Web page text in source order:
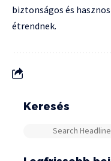
biztonságos és
étrendnek.
Keresés